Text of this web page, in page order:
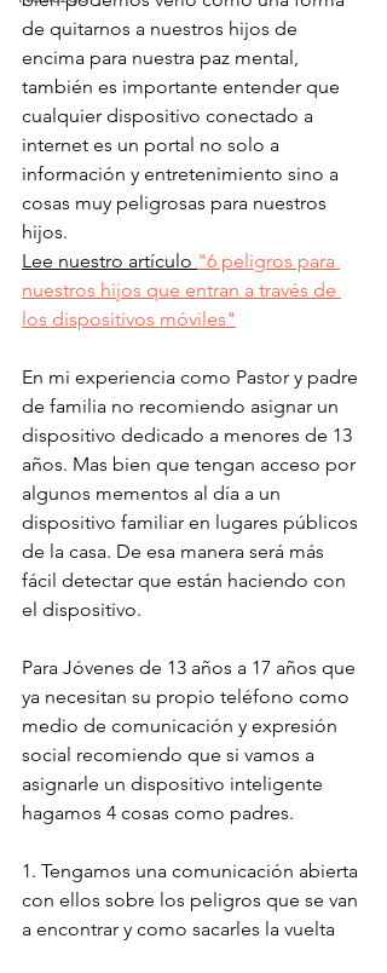
de quitarnos a nuestros hijos de
encima para nuestra paz mental,
también es importante entender que
cualquier dispositivo conectado a
internet es un portal no solo a
información y entretenimiento sino a
cosas muy peligrosas para nuestros
hijos.
Lee nuestro artículo "6 peligros para
nuestros hijos que entran a través de
los dispositivos móviles"
En mi experiencia como Pastor y padre
de familia no recomiendo asignar un
dispositivo dedicado a menores de 13
años. Mas bien que tengan acceso por
algunos mementos al día a un
dispositivo familiar en lugares públicos
de la casa. De esa manera será más
fácil detectar que están haciendo con
el dispositivo.
Para Jóvenes de 13 años a 17 años que
ya necesitan su propio teléfono como
medio de comunicación y expresión
social recomiendo que si vamos a
asignarle un dispositivo inteligente
hagamos 4 cosas como padres.
1. Tengamos una comunicación abierta
con ellos sobre los peligros que se van
a encontrar y como sacarles la vuelta